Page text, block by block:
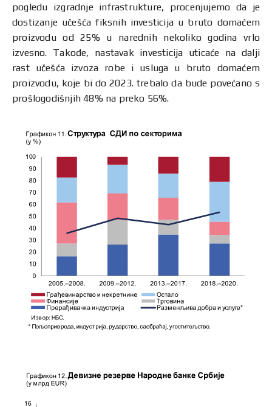
pogledu izgradnje infrastrukture, procenjujemo da je
dostizanje učešća fiksnih investicija u bruto domaćem
proizvodu od 25% u narednih nekoliko godina vrlo
izvesno. Takođe, nastavak investicija uticaće na dalji
rast učešća izvoza robe i usluga u bruto domaćem
proizvodu, koje bi do 2023. trebalo da bude povećano s
prošlogodišnjih 48% na preko 56%.